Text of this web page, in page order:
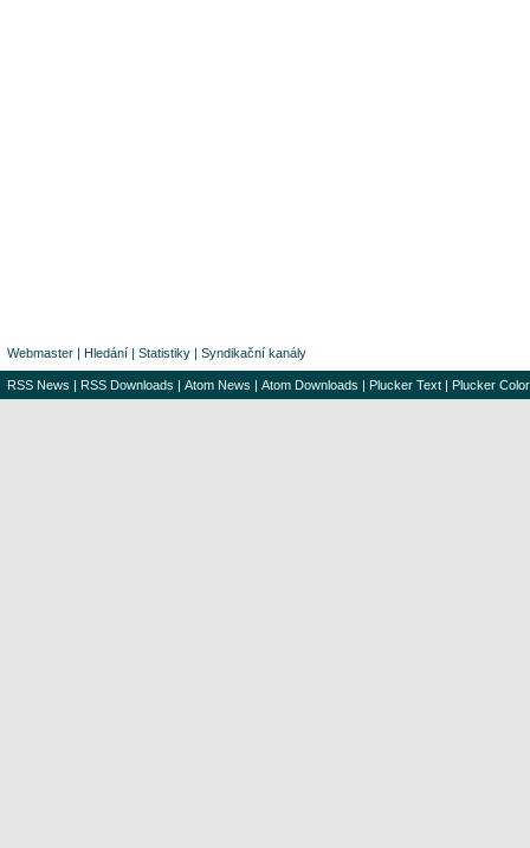
Webmaster | Hledání | Statistiky | Syndikační kanály
RSS News | RSS Downloads | Atom News | Atom Downloads | Plucker Text | Plucker Color